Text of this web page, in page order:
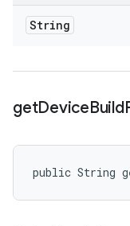
String
getDeviceBuild
public String